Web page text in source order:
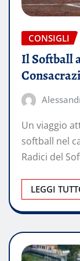
CONSIGLI
Il Softball
Un viaggio
softball nel
Radici del
LEGGI